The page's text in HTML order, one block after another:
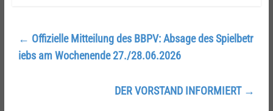
← Offizielle Mitteilung des BBPV: Absage des Spielbetr
iebs am Wochenende 27./28.06.2026
DER VORSTAND INFORMIERT →